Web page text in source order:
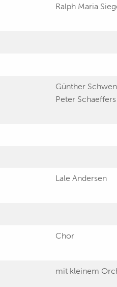
Ralph Maria
Günther
Peter Schaeffers
Lale Andersen
Chor
mit kleinem